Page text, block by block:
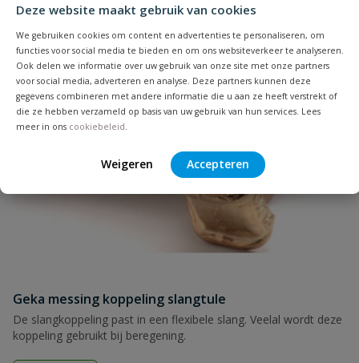
Deze website maakt gebruik van cookies
We gebruiken cookies om content en advertenties te personaliseren, om
functies voor social media te bieden en om ons websiteverkeer te analyseren.
Ook delen we informatie over uw gebruik van onze site met onze partners
voor social media, adverteren en analyse. Deze partners kunnen deze
gegevens combineren met andere informatie die u aan ze heeft verstrekt of
die ze hebben verzameld op basis van uw gebruik van hun services. Lees
meer in ons cookiebeleid.
Weigeren Accepteren
Naam
Beoordeling versturen
Geka messing koppeling slangtule
De slangkoppeling past in een flexibele slang. Veelal wordt deze
koppeling gebruikt bij beregening.